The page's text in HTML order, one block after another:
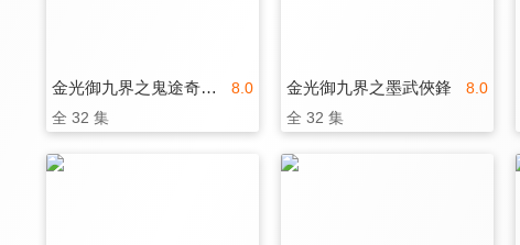
8.0
金光御九界之鬼途奇行錄
全 32 集
8.0
金光御九界之墨武俠鋒
全 32 集